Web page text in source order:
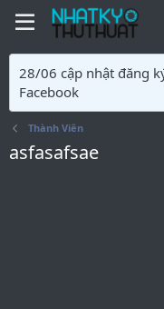
28/06 cập nhật đăng
Facebook
Thành Viên
asfasafsae